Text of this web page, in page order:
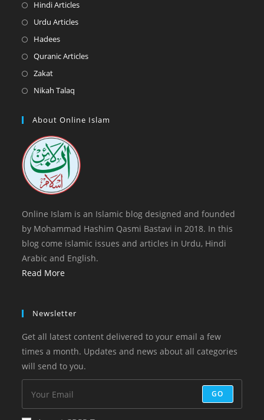
tab
tab
Hindi ArticlesOpens
tab
Urdu ArticlesOpens
a
HadeesOpens
in
tab
Quranic ArticlesOpens
tab
ZakatOpens
in
new
Nikah Talaq
a
tab
About Online Islam
Online Islam is an Islamic blog designed and founded
by Mohammad Hashim Qasmi Bastavi in 2018. In this
blog come islamic issues and articles in Urdu, Hindi
Arabic and English.
Read More
Newsletter
Get all latest content delivered to your email a few
times a month. Updates and news about all categories
will send to you.
GO